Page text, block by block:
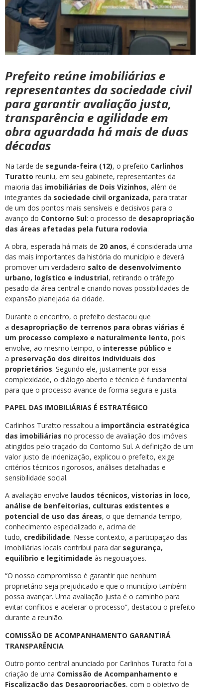
Prefeito reúne imobiliárias e
representantes da sociedade civil
para garantir avaliação justa,
transparência e agilidade em
obra aguardada há mais de duas
décadas
Na tarde de segunda-feira (12), o prefeito Carlinhos
Turatto reuniu, em seu gabinete, representantes da
maioria das imobiliárias de Dois Vizinhos, além de
integrantes da sociedade civil organizada, para tratar
de um dos pontos mais sensíveis e decisivos para o
avanço do Contorno Sul: o processo de desapropriação
das áreas afetadas pela futura rodovia.
A obra, esperada há mais de 20 anos, é considerada uma
das mais importantes da história do município e deverá
promover um verdadeiro salto de desenvolvimento
urbano, logístico e industrial, retirando o tráfego
pesado da área central e criando novas possibilidades de
expansão planejada da cidade.
Durante o encontro, o prefeito destacou que
a desapropriação de terrenos para obras viárias é
um processo complexo e naturalmente lento, pois
envolve, ao mesmo tempo, o interesse público e
a preservação dos direitos individuais dos
proprietários. Segundo ele, justamente por essa
complexidade, o diálogo aberto e técnico é fundamental
para que o processo avance de forma segura e justa.
PAPEL DAS IMOBILIÁRIAS É ESTRATÉGICO
Carlinhos Turatto ressaltou a importância estratégica
das imobiliárias no processo de avaliação dos imóveis
atingidos pelo traçado do Contorno Sul. A definição de um
valor justo de indenização, explicou o prefeito, exige
critérios técnicos rigorosos, análises detalhadas e
sensibilidade social.
A avaliação envolve laudos técnicos, vistorias in loco,
análise de benfeitorias, culturas existentes e
potencial de uso das áreas, o que demanda tempo,
conhecimento especializado e, acima de
tudo, credibilidade. Nesse contexto, a participação das
imobiliárias locais contribui para dar segurança,
equilíbrio e legitimidade às negociações.
“O nosso compromisso é garantir que nenhum
proprietário seja prejudicado e que o município também
possa avançar. Uma avaliação justa é o caminho para
evitar conflitos e acelerar o processo”, destacou o prefeito
durante a reunião.
COMISSÃO DE ACOMPANHAMENTO GARANTIRÁ
TRANSPARÊNCIA
Outro ponto central anunciado por Carlinhos Turatto foi a
criação de uma Comissão de Acompanhamento e
Fiscalização das Desapropriações, com o objetivo de